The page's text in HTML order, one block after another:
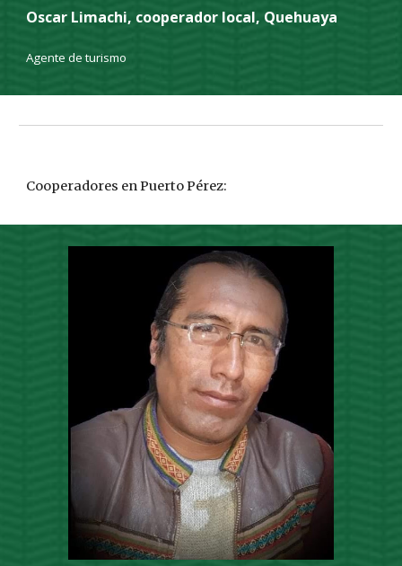
Oscar Limachi, cooperador local, Quehuaya
Agente de turismo
Cooperadores en Puerto Pérez: